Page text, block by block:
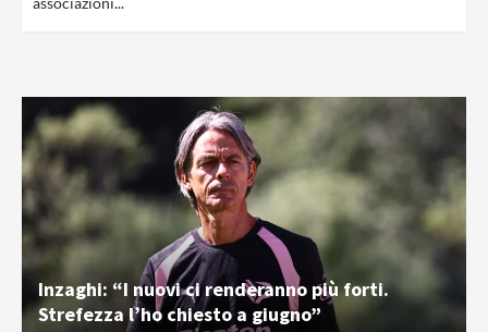
Inzaghi: “I nuovi ci renderanno più forti.
Strefezza l’ho chiesto a giugno”